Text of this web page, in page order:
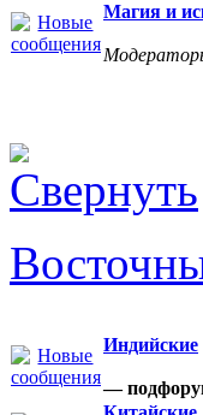
Магия и
Индийские
—